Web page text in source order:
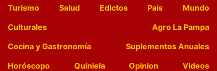
Turismo
Salud Edictos País
Mundo
Culturales
Agro La Pampa
Cocina y Gastronomía
Suplementos Anuales
Horóscopo
Quiniela Opinion
Videos